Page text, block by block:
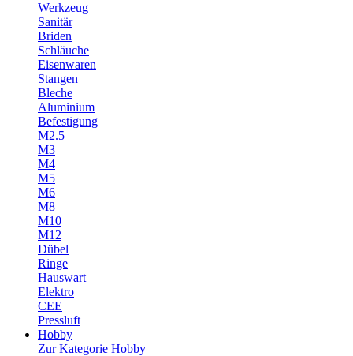
Werkzeug
Sanitär
Briden
Schläuche
Eisenwaren
Stangen
Bleche
Aluminium
Befestigung
M2.5
M3
M4
M5
M6
M8
M10
M12
Dübel
Ringe
Hauswart
Elektro
CEE
Pressluft
Hobby
Zur Kategorie Hobby